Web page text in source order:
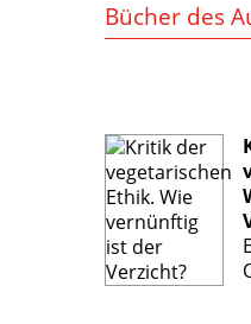
Bücher des